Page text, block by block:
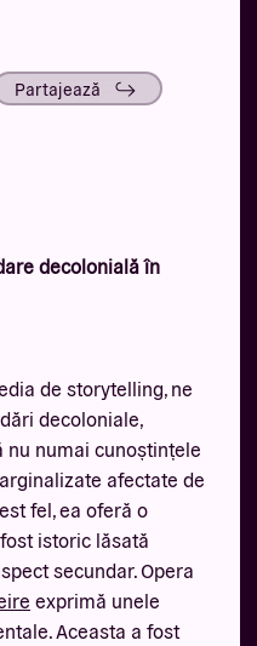
Partajează
decolonială în
de storytelling, ne
decoloniale,
nu numai cunoștințele
afectate de
fel, ea oferă o
istoric lăsată
secundar. Opera
exprimă unele
Aceasta a fost